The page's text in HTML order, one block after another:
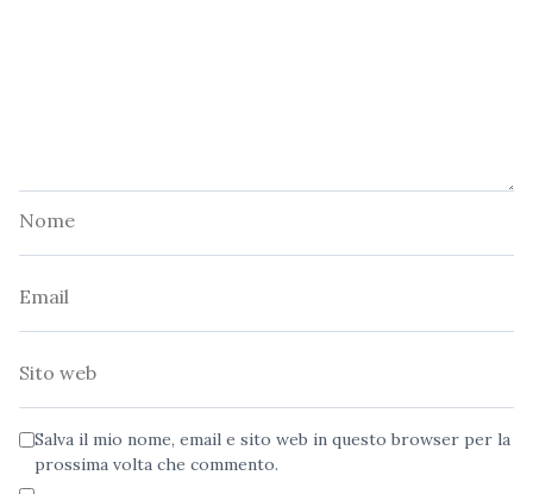
Salva il mio nome, email e sito web in questo browser per la
prossima volta che commento.